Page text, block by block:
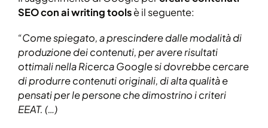
SEO con ai writing toolsè il seguente:
“Come spiegato, a prescindere dalle modalità di
produzione dei contenuti, per avere risultati
ottimali nella Ricerca Google si dovrebbe cercare
di produrre contenuti originali, di alta qualità e
pensati per le persone che dimostrino i criteri
EEAT. (…)